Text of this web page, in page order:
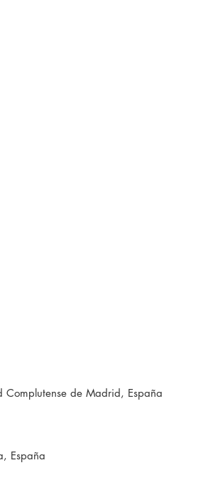
de Madrid, España
España